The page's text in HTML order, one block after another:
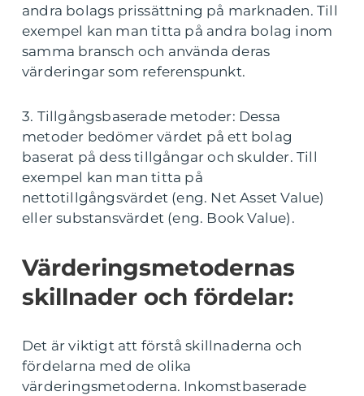
andra bolags prissättning på marknaden. Till
exempel kan man titta på andra bolag inom
samma bransch och använda deras
värderingar som referenspunkt.
3. Tillgångsbaserade metoder: Dessa
metoder bedömer värdet på ett bolag
baserat på dess tillgångar och skulder. Till
exempel kan man titta på
nettotillgångsvärdet (eng. Net Asset Value)
eller substansvärdet (eng. Book Value).
Värderingsmetodernas
skillnader och fördelar:
Det är viktigt att förstå skillnaderna och
fördelarna med de olika
värderingsmetoderna. Inkomstbaserade